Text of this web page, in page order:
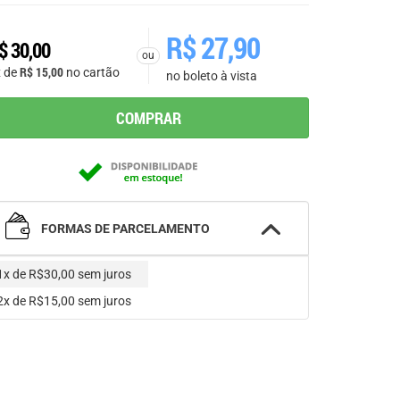
30,00
deR$ 15,00 no cartão
ou R$27,90
no boleto à vista
COMPRAR
FORMAS DE PARCELAMENTO
de R$30,00 sem juros
de R$15,00 sem juros